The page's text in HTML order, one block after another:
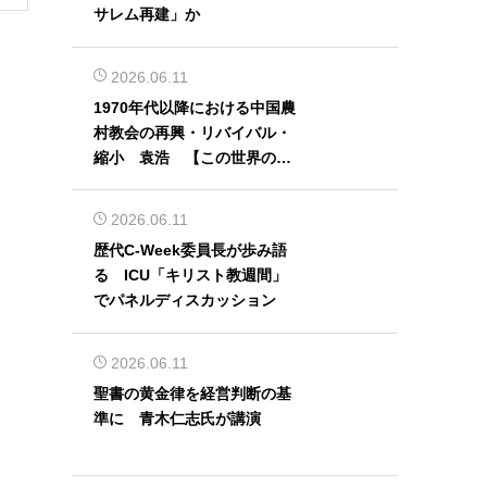
サレム再建」か
2026.06.11
1970年代以降における中国農
村教会の再興・リバイバル・
縮小 袁浩 【この世界の片
2026.06.11
歴代C-Week委員長が歩み語
る ICU「キリスト教週間」
でパネルディスカッション
2026.06.11
聖書の黄金律を経営判断の基
準に 青木仁志氏が講演